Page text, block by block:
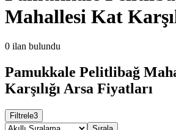
Mahallesi Kat
0 ilan bulundu
Pamukkale Pelitlibağ
Karşılığı Arsa Fiyatları
Filtrele3